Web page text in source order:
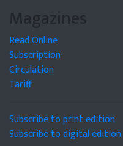
Magazines
Read Online
Subscription
Circulation
Tariff
Subscribe to print edition
Subscribe to digital edition